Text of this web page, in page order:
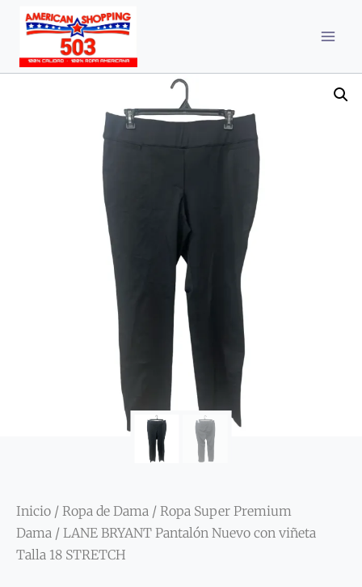
Inicio / Ropa de Dama / Ropa Super Premium
Dama / LANE BRYANT Pantalón Nuevo con viñeta
Talla 18 STRETCH